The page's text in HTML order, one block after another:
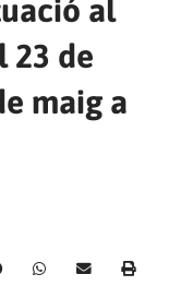
al
23 de
maig a